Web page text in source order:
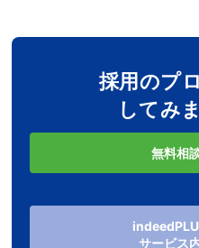
採用のプ
してみ
無料相
サービス